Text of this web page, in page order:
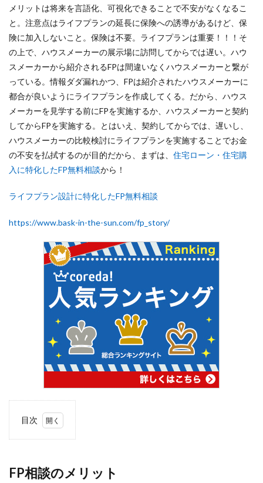
メリットは将来を言語化、可視化できることで不安がなくなるこ
と 。注意点はライフプランの延長に保険への誘導があるけど、保
険に加入しないこと。保険は不要。ライフプランは重要！！！そ
の上で、ハウスメーカーの展示場に訪問してからでは遅い。ハウ
スメーカーから紹介されるFPは間違いなくハウスメーカーと繋が
っている。情報ダダ漏れかつ、FPは紹介されたハウスメーカーに
都合が良いようにライフプランを作成してくる。だから、ハウス
メーカーを見学する前にFPを実施するか、ハウスメーカーと契約
してからFPを実施する。とはいえ、契約してからでは、遅いし、
ハウスメーカーの比較検討にライフプランを実施することでお金
の不安を払拭するのが目的だから、まずは、 住宅ローン・住宅購
入に特化したFP無料相談から！
ライフプラン設計に特化したFP無料相談
https://www.bask-in-the-sun.com/fp_story/
目次
のメ
リッ
FP相談のメリット